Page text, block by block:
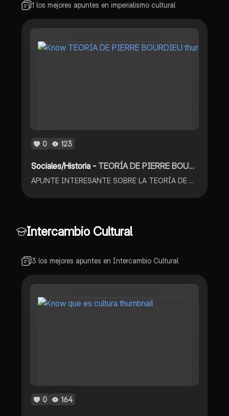
1 los mejores apuntes en imperialismo cultural
0 123
Sociales/Historia - TEORÍA DE PIERRE BOURDIEU
APUNTE INTERESANTE SOBRE LA TEORÍA DE PIERRE BOURDIEU LA CULTURA HA SIDO HISTÓRICAMENTE ELITISTA
Intercambio Cultural
3 los mejores apuntes en Intercambio Cultural
0 164